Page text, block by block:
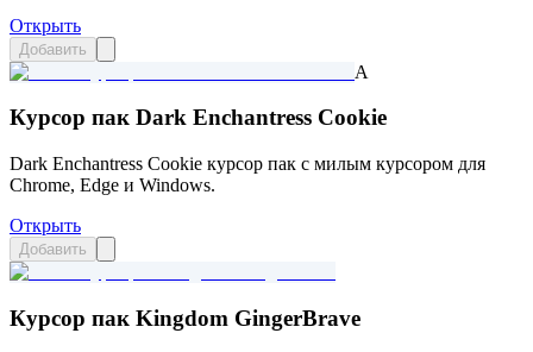
Открыть
Добавить
A
Курсор пак Dark Enchantress Cookie
Dark Enchantress Cookie курсор пак с милым курсором для
Chrome, Edge и Windows.
Открыть
Добавить
Курсор пак Kingdom GingerBrave